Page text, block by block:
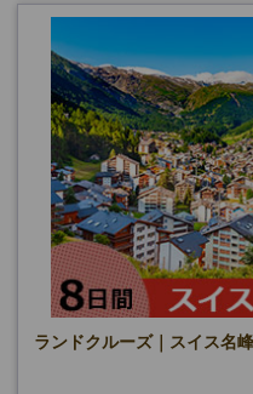
4/3・17、5/8・22、6/5・19
10/2・16・30、
2027年:1/1・8、2/5・19、3/
ランドクルーズ｜スイス名